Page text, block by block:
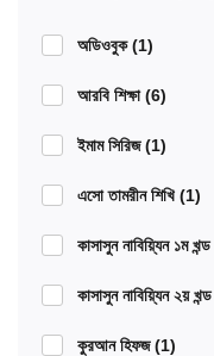
অডিওবুক(1)
আরবি শিক্ষা(6)
ইমাম সিরিজ(1)
এসো তামরীন শিখি (1)
কাসাসুন নাবিয়্যিন ১ম খন্ড
কাসাসুন নাবিয়্যিন ২য় খন্ড
কুরআন হিফজ(1)